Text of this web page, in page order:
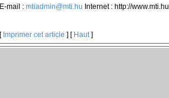
E-mail : mtiadmin@mti.hu Internet : http://www.mti.hu
[ Imprimer cet article ] [ Haut ]